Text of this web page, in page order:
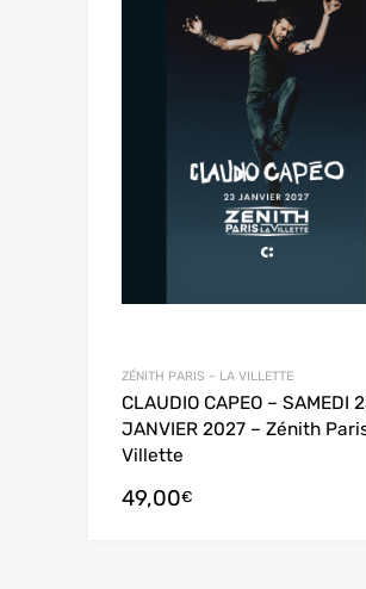
ZÉNITH PARIS – LA VILLETTE
CLAUDIO CAPEO – SAMEDI
JANVIER 2027 – Zénith
Villette
49,00€